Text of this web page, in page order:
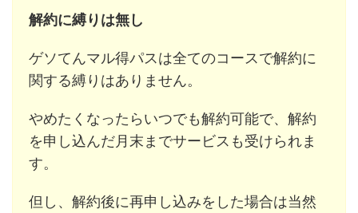
解約に縛りは無し
ゲソてんマル得パスは全てのコースで解約に
関する縛りはありません。
やめたくなったらいつでも解約可能で、解約
を申し込んだ月末までサービスも受けられま
す。
但し、解約後に再申し込みをした場合は当然